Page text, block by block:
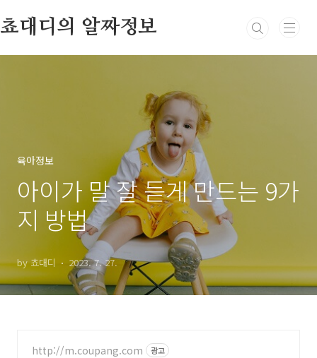
쵸대디의 알짜정보
육아정보
아이가 말 잘 듣게 만드는 9가
지 방법
by 쵸대디 2023. 7. 27.
http://m.coupang.com 광고